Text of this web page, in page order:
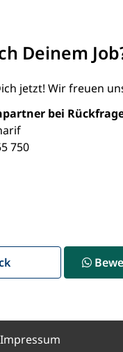
Deinem
jetzt! Wir freuen
bei
750
Impressum